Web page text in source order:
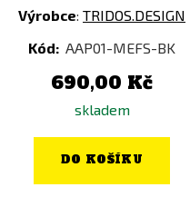
Výrobce: TRIDOS.DESIGN
Kód: AAP01-MEFS-BK
690,00 Kč
skladem
DO KOŠÍKU